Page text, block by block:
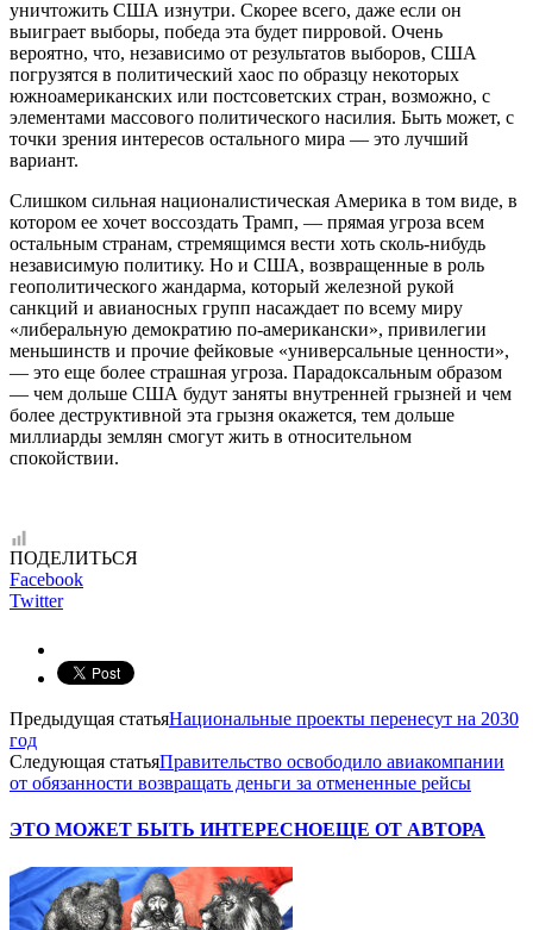
уничтожить США изнутри. Скорее всего, даже если он
выиграет выборы, победа эта будет пирровой. Очень
вероятно, что, независимо от результатов выборов, США
погрузятся в политический хаос по образцу некоторых
южноамериканских или постсоветских стран, возможно, с
элементами массового политического насилия. Быть может, с
точки зрения интересов остального мира — это лучший
вариант.
Слишком сильная националистическая Америка в том виде, в
котором ее хочет воссоздать Трамп, — прямая угроза всем
остальным странам, стремящимся вести хоть сколь-нибудь
независимую политику. Но и США, возвращенные в роль
геополитического жандарма, который железной рукой
санкций и авианосных групп насаждает по всему миру
«либеральную демократию по-американски», привилегии
меньшинств и прочие фейковые «универсальные ценности»,
— это еще более страшная угроза. Парадоксальным образом
— чем дольше США будут заняты внутренней грызней и чем
более деструктивной эта грызня окажется, тем дольше
миллиарды землян смогут жить в относительном
спокойствии.
ПОДЕЛИТЬСЯ
Facebook
Twitter
Предыдущая статьяНациональные проекты перенесут на 2030
год
Следующая статьяПравительство освободило авиакомпании
от обязанности возвращать деньги за отмененные рейсы
ЭТО МОЖЕТ БЫТЬ ИНТЕРЕСНОЕЩЕ ОТ АВТОРА